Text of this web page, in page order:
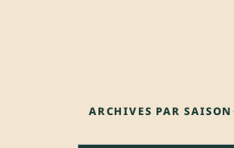
ARCHIVES PAR SAISON